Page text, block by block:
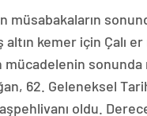
müsabakaların
kemer için Çalı er
mücadelenin
62. Geleneksel
oldu.